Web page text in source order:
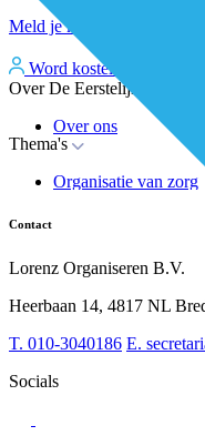
Meld je kosteloos aan
Word kosteloos premium
Over De Eerstelijns
Over ons
Nieuws
Whitepapers
Over BiancAI
Thema's
Organisatie van zorg
Arbeidsmarkt &
Digitalisering
Leiderschap &
Sociaal domein
Contact
Lorenz Organiseren B.V.
Heerbaan 14, 4817 NL
T. 010-3040186 E.
Socials